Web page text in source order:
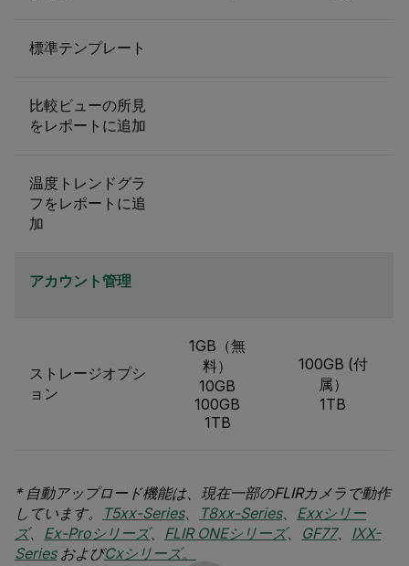
標準テンプレート
比較ビューの所見
をレポートに追加
温度トレンドグラ
フをレポートに追
加
アカウント管理
ストレージオプシ
ョン
1GB（無
料）
10GB
100GB
1TB
100GB (付
属）
1TB
* 自動アップロード機能は、現在一部のFLIRカメラで動作
しています。
T5xx-Series、 T8xx-Series、 Exxシリー
ズ、 Ex-Proシリーズ、 FLIR ONEシリーズ、 GF77、 IXX-
SeriesおよびCxシリーズ。